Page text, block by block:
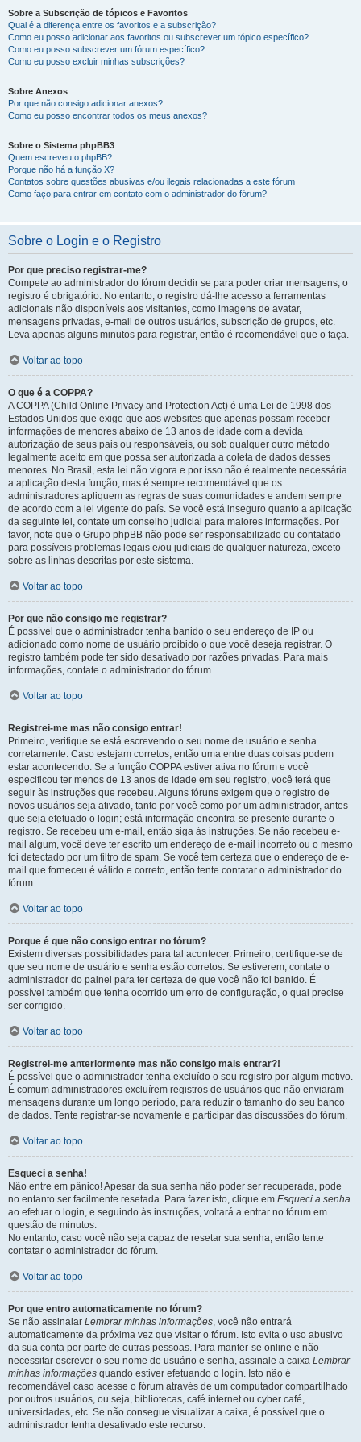
Sobre a Subscrição de tópicos e Favoritos
Qual é a diferença entre os favoritos e a subscrição?
Como eu posso adicionar aos favoritos ou subscrever um tópico específico?
Como eu posso subscrever um fórum específico?
Como eu posso excluir minhas subscrições?
Sobre Anexos
Por que não consigo adicionar anexos?
Como eu posso encontrar todos os meus anexos?
Sobre o Sistema phpBB3
Quem escreveu o phpBB?
Porque não há a função X?
Contatos sobre questões abusivas e/ou ilegais relacionadas a este fórum
Como faço para entrar em contato com o administrador do fórum?
Sobre o Login e o Registro
Por que preciso registrar-me?
Compete ao administrador do fórum decidir se para poder criar mensagens, o
registro é obrigatório. No entanto; o registro dá-lhe acesso a ferramentas
adicionais não disponíveis aos visitantes, como imagens de avatar,
mensagens privadas, e-mail de outros usuários, subscrição de grupos, etc.
Leva apenas alguns minutos para registrar, então é recomendável que o faça.
Voltar ao topo
O que é a COPPA?
A COPPA (Child Online Privacy and Protection Act) é uma Lei de 1998 dos
Estados Unidos que exige que aos websites que apenas possam receber
informações de menores abaixo de 13 anos de idade com a devida
autorização de seus pais ou responsáveis, ou sob qualquer outro método
legalmente aceito em que possa ser autorizada a coleta de dados desses
menores. No Brasil, esta lei não vigora e por isso não é realmente necessária
a aplicação desta função, mas é sempre recomendável que os
administradores apliquem as regras de suas comunidades e andem sempre
de acordo com a lei vigente do país. Se você está inseguro quanto a aplicação
da seguinte lei, contate um conselho judicial para maiores informações. Por
favor, note que o Grupo phpBB não pode ser responsabilizado ou contatado
para possíveis problemas legais e/ou judiciais de qualquer natureza, exceto
sobre as linhas descritas por este sistema.
Voltar ao topo
Por que não consigo me registrar?
É possível que o administrador tenha banido o seu endereço de IP ou
adicionado como nome de usuário proibido o que você deseja registrar. O
registro também pode ter sido desativado por razões privadas. Para mais
informações, contate o administrador do fórum.
Voltar ao topo
Registrei-me mas não consigo entrar!
Primeiro, verifique se está escrevendo o seu nome de usuário e senha
corretamente. Caso estejam corretos, então uma entre duas coisas podem
estar acontecendo. Se a função COPPA estiver ativa no fórum e você
especificou ter menos de 13 anos de idade em seu registro, você terá que
seguir às instruções que recebeu. Alguns fóruns exigem que o registro de
novos usuários seja ativado, tanto por você como por um administrador, antes
que seja efetuado o login; está informação encontra-se presente durante o
registro. Se recebeu um e-mail, então siga às instruções. Se não recebeu e-
mail algum, você deve ter escrito um endereço de e-mail incorreto ou o mesmo
foi detectado por um filtro de spam. Se você tem certeza que o endereço de e-
mail que forneceu é válido e correto, então tente contatar o administrador do
fórum.
Voltar ao topo
Porque é que não consigo entrar no fórum?
Existem diversas possibilidades para tal acontecer. Primeiro, certifique-se de
que seu nome de usuário e senha estão corretos. Se estiverem, contate o
administrador do painel para ter certeza de que você não foi banido. É
possível também que tenha ocorrido um erro de configuração, o qual precise
ser corrigido.
Voltar ao topo
Registrei-me anteriormente mas não consigo mais entrar?!
É possível que o administrador tenha excluído o seu registro por algum motivo.
É comum administradores excluírem registros de usuários que não enviaram
mensagens durante um longo período, para reduzir o tamanho do seu banco
de dados. Tente registrar-se novamente e participar das discussões do fórum.
Voltar ao topo
Esqueci a senha!
Não entre em pânico! Apesar da sua senha não poder ser recuperada, pode
no entanto ser facilmente resetada. Para fazer isto, clique em Esqueci a senha
ao efetuar o login, e seguindo às instruções, voltará a entrar no fórum em
questão de minutos.
No entanto, caso você não seja capaz de resetar sua senha, então tente
contatar o administrador do fórum.
Voltar ao topo
Por que entro automaticamente no fórum?
Se não assinalar Lembrar minhas informações, você não entrará
automaticamente da próxima vez que visitar o fórum. Isto evita o uso abusivo
da sua conta por parte de outras pessoas. Para manter-se online e não
necessitar escrever o seu nome de usuário e senha, assinale a caixa Lembrar
minhas informações quando estiver efetuando o login. Isto não é
recomendável caso acesse o fórum através de um computador compartilhado
por outros usuários, ou seja, bibliotecas, café internet ou cyber café,
universidades, etc. Se não consegue visualizar a caixa, é possível que o
administrador tenha desativado este recurso.